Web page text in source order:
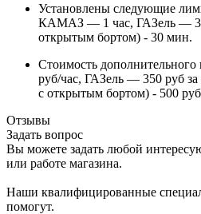
Установлены следующие
КАМАЗ — 1 час, ГАЗель —
открытым бортом) - 30 мин.
Стоимость
руб/час, ГАЗель — 350 руб
с открытым бортом) - 500
Отзывы
Задать вопрос
Вы можете задать любой
или работе магазина.
Наши квалифицированные
помогут.